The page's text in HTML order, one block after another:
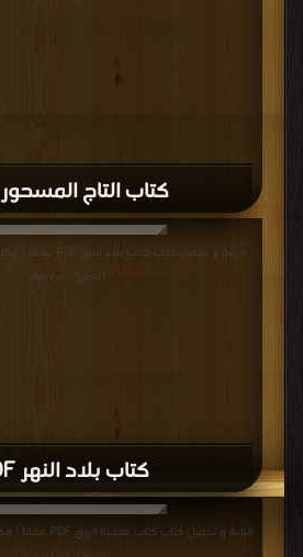
كتاب التاج المسحور PDF
كتاب بلاد النهر PDF
قراءة و تحميل كتاب كتاب بلاد النهر PDF مجانا | مكتبة >
التحميل : مرة/مرات
قراءة و تحميل كتاب كتاب معجزة الرزق PDF مجانا | مكتبة >